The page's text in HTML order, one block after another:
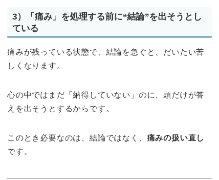
3）「痛み」を処理する前に“結論”を出そうとし
ている
痛みが残っている状態で、結論を急ぐと、だいたい苦
しくなります。
心の中ではまだ「納得していない」のに、頭だけが答
えを出そうとするからです。
このとき必要なのは、結論ではなく、 痛みの扱い直し
です。